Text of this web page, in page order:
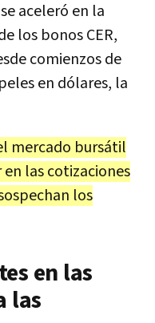
aceleró en la
los bonos CER,
comienzos de
en dólares, la
mercado bursátil
las cotizaciones
los
en las
las